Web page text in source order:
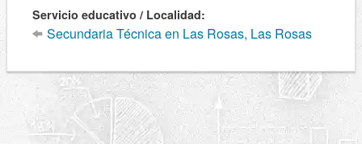
Servicio educativo / Localidad:
Secundaria Técnica en Las Rosas, Las Rosas